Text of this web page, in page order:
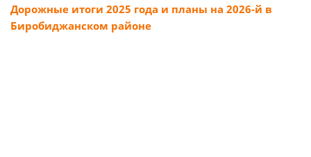
Дорожные итоги 2025 года и планы на 2026-й в
Биробиджанском районе